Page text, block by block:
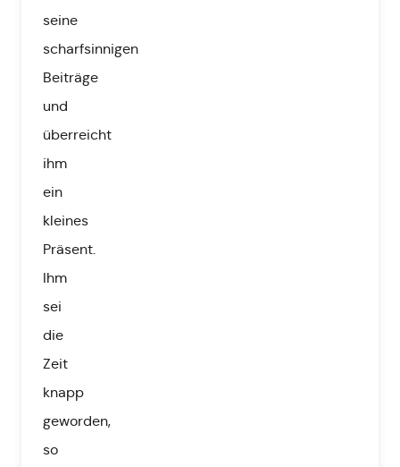
seine
scharfsinnigen
Beiträge
und
überreicht
ihm
ein
kleines
Präsent.
Ihm
sei
die
Zeit
knapp
geworden,
so